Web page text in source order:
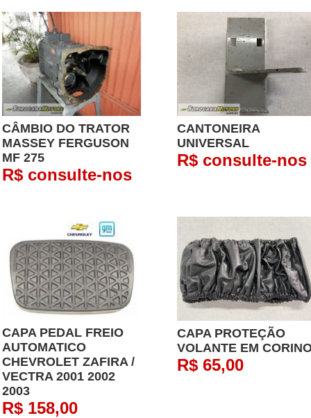
CÂMBIO DO TRATOR
MASSEY FERGUSON
MF 275
R$ consulte-nos
CANTONEIRA
UNIVERSAL
R$ consulte-nos
CAPA PEDAL FREIO
AUTOMATICO
CHEVROLET ZAFIRA /
VECTRA 2001 2002
2003
R$ 158,00
CAPA PROTEÇÃO
VOLANTE EM
R$ 65,00